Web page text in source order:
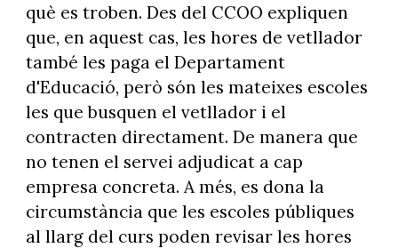
què es troben. Des del CCOO expliquen
que, en aquest cas, les hores de vetllador
també les paga el Departament
d'Educació, però són les mateixes escoles
les que busquen el vetllador i el
contracten directament. De manera que
no tenen el servei adjudicat a cap
empresa concreta. A més, es dona la
circumstància que les escoles públiques
al llarg del curs poden revisar les hores